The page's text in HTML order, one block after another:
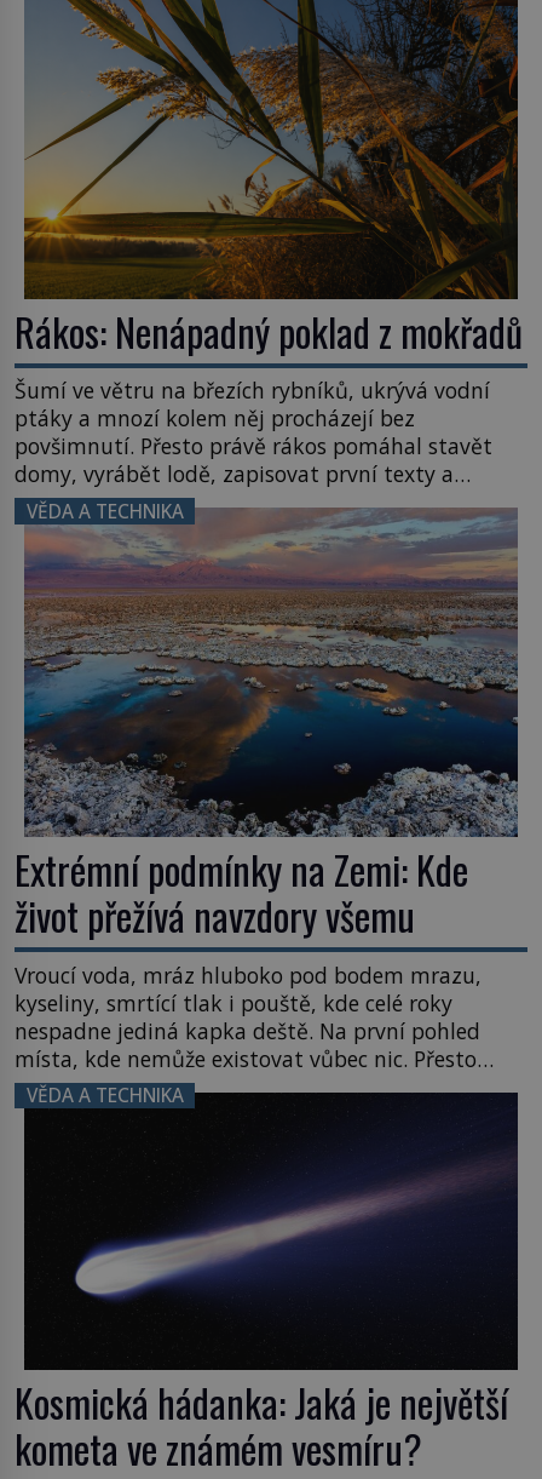
zvládnou jen představitelné věci. Na malé kousky
Název: Columbia První […]
Rákos: Nenápadný poklad z mokřadů
Šumí ve větru na březích rybníků, ukrývá vodní
ptáky a mnozí kolem něj procházejí bez
povšimnutí. Přesto právě rákos pomáhal stavět
domy, vyrábět lodě, zapisovat první texty a
inspiroval řadu pověstí. Tato skromná, ale
užitečná rostlina provází člověka už tisíce let.
Většina lidí vnímá rákos jen jako obyčejnou kulisu
letního koupání. Stačí se však podívat […]
VĚDA A TECHNIKA
Extrémní podmínky na Zemi: Kde
život přežívá navzdory všemu
Vroucí voda, mráz hluboko pod bodem mrazu,
kyseliny, smrtící tlak i pouště, kde celé roky
nespadne jediná kapka deště. Na první pohled
místa, kde nemůže existovat vůbec nic. Přesto
právě tady vědci objevují organismy, které
posouvají hranice života. Každý nový nález mění
naše představy o tom, co všechno dokáže příroda a
napovídá, kde bychom jednou […]
VĚDA A TECHNIKA
Kosmická hádanka: Jaká je největší
kometa ve známém vesmíru?